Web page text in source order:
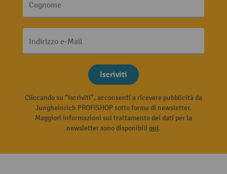
Cognome
Indirizzo e-Mail
Iscriviti
Cliccando su “Iscriviti”, acconsenti a ricevere pubblicità da
Jungheinrich PROFISHOP sotto forma di newsletter.
Maggiori informazioni sul trattamento dei dati per la
newsletter sono disponibili qui.